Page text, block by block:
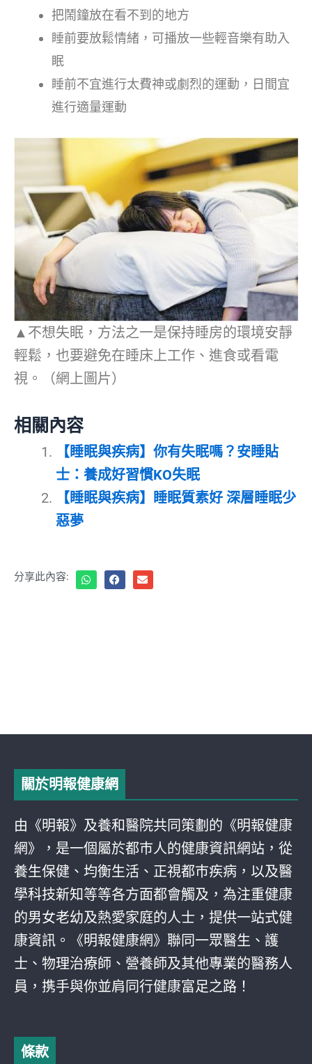
把鬧鐘放在看不到的地方
睡前要放鬆情緒，可播放一些輕音樂有助入
眠
睡前不宜進行太費神或劇烈的運動，日間宜
進行適量運動
▲不想失眠，方法之一是保持睡房的環境安靜
輕鬆，也要避免在睡床上工作、進食或看電
視。（網上圖片）
相關內容
【睡眠與疾病】你有失眠嗎？安睡貼
士：養成好習慣KO失眠
【睡眠與疾病】睡眠質素好 深層睡眠少
惡夢
分享此內容:
關於明報健康網
由《明報》及養和醫院共同策劃的《明報健康
網》，是一個屬於都巿人的健康資訊網站，從
養生保健、均衡生活、正視都巿疾病，以及醫
學科技新知等等各方面都會觸及，為注重健康
的男女老幼及熱愛家庭的人士，提供一站式健
康資訊。《明報健康網》聯同一眾醫生、護
士、物理治療師、營養師及其他專業的醫務人
員，携手與你並肩同行健康富足之路！
條款